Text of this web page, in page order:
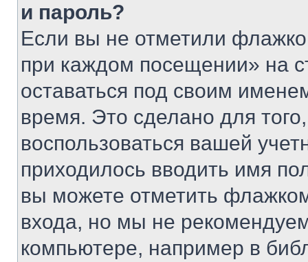
и пароль?
Если вы не отметили
при каждом посещении» на
оставаться под своим
время. Это сделано для
воспользоваться вашей
приходилось вводить имя
вы можете отметить
входа, но мы не
компьютере, например в